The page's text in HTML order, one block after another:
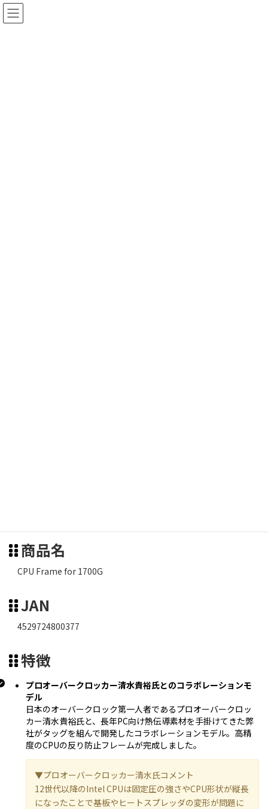
コ
ン
ナ
ビ
商品名
CPU Frame for 1700G
JAN
4529724800377
特徴
プロオーバークロッカー清水貴裕氏とのコラボレーションモ
デル
日本のオーバークロック第一人者であるプロオーバークロッ
カー清水貴裕氏と、長年PC向け熱伝導素材を手掛けてきた弊
社がタッグを組んで開発したコラボレーションモデル。高精
度のCPUの反り防止フレームが完成しました。
▼プロオーバークロッカー清水氏コメント
12世代以降のIntel CPUは固定圧の強さやCPU形状が縦長
になったことで基板やヒートスプレッダの変形が問題に